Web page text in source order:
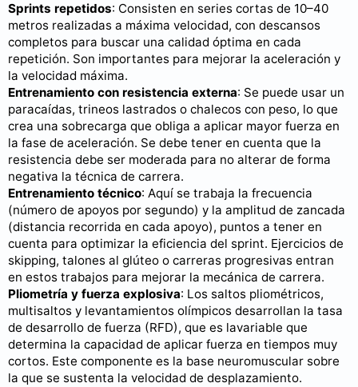
Sprints repetidos: Consisten en series cortas de 10–40
metros realizadas a máxima velocidad, con descansos
completos para buscar una calidad óptima en cada
repetición. Son importantes para mejorar la aceleración y
la velocidad máxima.
Entrenamiento con resistencia externa: Se puede usar un
paracaídas, trineos lastrados o chalecos con peso, lo que
crea una sobrecarga que obliga a aplicar mayor fuerza en
la fase de aceleración. Se debe tener en cuenta que la
resistencia debe ser moderada para no alterar de forma
negativa la técnica de carrera.
Entrenamiento técnico: Aquí se trabaja la frecuencia
(número de apoyos por segundo) y la amplitud de zancada
(distancia recorrida en cada apoyo), puntos a tener en
cuenta para optimizar la eficiencia del sprint. Ejercicios de
skipping, talones al glúteo o carreras progresivas entran
en estos trabajos para mejorar la mecánica de carrera.
Pliometría y fuerza explosiva: Los saltos pliométricos,
multisaltos y levantamientos olímpicos desarrollan la tasa
de desarrollo de fuerza (RFD), que es lavariable que
determina la capacidad de aplicar fuerza en tiempos muy
cortos. Este componente es la base neuromuscular sobre
la que se sustenta la velocidad de desplazamiento.